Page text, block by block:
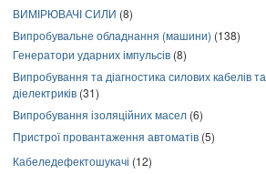
ВИМІРЮВАЧІ СИЛИ (8)
Випробувальне обладнання (машини) (138)
Генератори ударних імпульсів (8)
Випробування та діагностика силових кабелів та
діелектриків (31)
Випробування ізоляційних масел (6)
Пристрої провантаження автоматів (5)
Кабеледефектошукачі (12)